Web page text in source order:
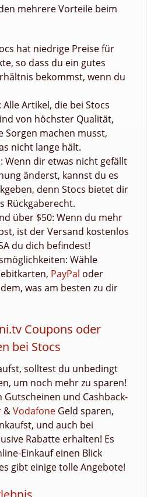
mehrere Vorteile beim
hat niedrige Preise für
so dass du ein gutes
bekommst, wenn du
Artikel, die bei Stocs
von höchster Qualität,
Sorgen machen musst,
nicht lange hält.
Wenn dir etwas nicht gefällt
änderst, kannst du es
denn Stocs bietet dir
Rückgaberecht.
über $50: Wenn du mehr
ist der Versand kostenlos
du dich befindest!
Wähle
PayPal oder
was am besten zu dir
Coupons oder
bei Stocs
solltest du unbedingt
um noch mehr zu sparen!
und Cashback-
&Vodafone Geld sparen,
und auch bei
Rabatte erhalten! Es
Einkauf einen Blick
gibt einige tolle Angebote!